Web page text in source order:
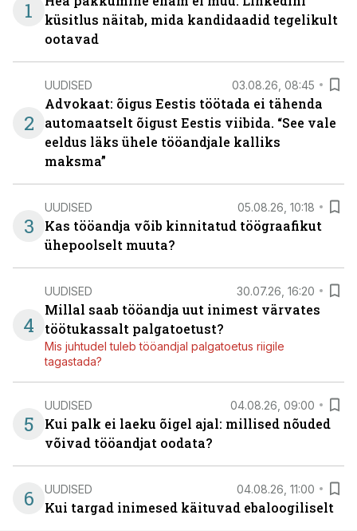
1
küsitlus näitab, mida kandidaadid tegelikult
ootavad
2
UUDISED 03.08.26, 08:45
Advokaat: õigus Eestis töötada ei tähenda
automaatselt õigust Eestis viibida. “See vale
eeldus läks ühele tööandjale kalliks
maksma”
3
UUDISED 05.08.26, 10:18
Kas tööandja võib kinnitatud töögraafikut
ühepoolselt muuta?
4
UUDISED 30.07.26, 16:20
Millal saab tööandja uut inimest värvates
töötukassalt palgatoetust?
Mis juhtudel tuleb tööandjal palgatoetus riigile
tagastada?
5
UUDISED 04.08.26, 09:00
Kui palk ei laeku õigel ajal: millised nõuded
võivad tööandjat oodata?
6 UUDISED 04.08.26, 11:00
Kui targad inimesed käituvad ebaloogiliselt